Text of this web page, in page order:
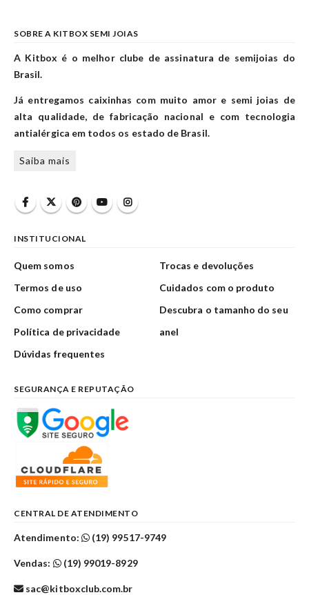
SOBRE A KITBOX SEMI JOIAS
A Kitbox é o melhor clube de assinatura de semijoias do
Brasil.
Já entregamos caixinhas com muito amor e semi joias de
alta qualidade, de fabricação nacional e com tecnologia
antialérgica em todos os estado de Brasil.
Saiba mais
INSTITUCIONAL
Quem somos
Termos de uso
Como comprar
Política de privacidade
Dúvidas frequentes
Trocas e devoluções
Cuidados com o produto
Descubra o tamanho do seu
anel
SEGURANÇA E REPUTAÇÃO
CENTRAL DE ATENDIMENTO
Atendimento: (19) 99517-9749
Vendas: (19) 99019-8929
sac@kitboxclub.com.br